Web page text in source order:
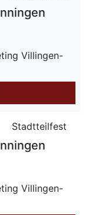
Villingen-
Stadtteilfest
Villingen-